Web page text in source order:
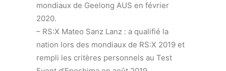
mondiaux de Geelong AUS en février
2020.
– RS:X Mateo Sanz Lanz : a qualifié la
nation lors des mondiaux de RS:X 2019 et
rempli les critères personnels au Test